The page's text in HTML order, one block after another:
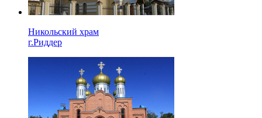
Никольский храм
г.Риддер